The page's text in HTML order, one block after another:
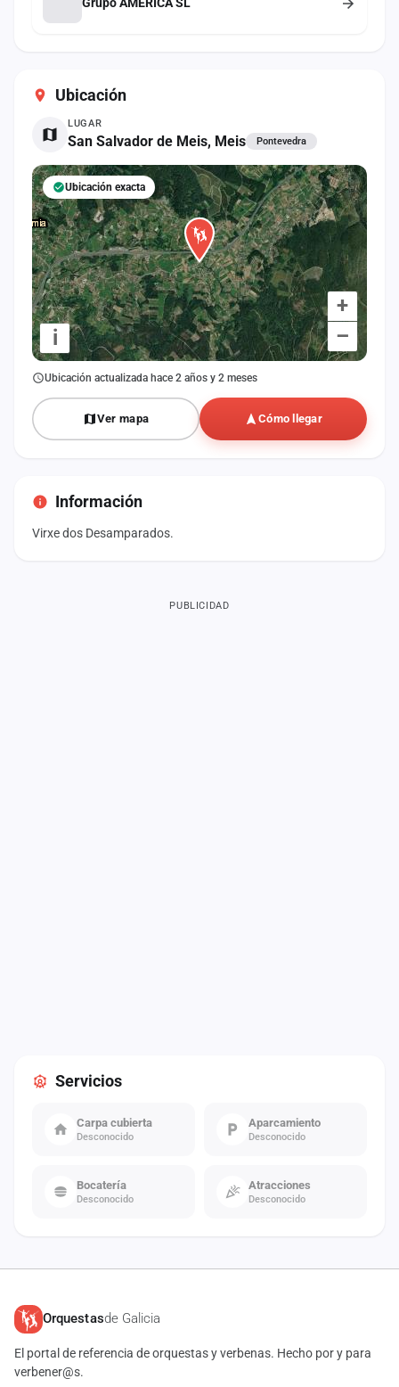
Ubicación
LUGAR
San Salvador de Meis, Meis Pontevedra
+
–
i
Ubicación exacta
Ubicación actualizada hace 2 años y 2 meses
Ver mapa Cómo llegar
Información
Virxe dos Desamparados.
Servicios
Carpa cubierta
Desconocido
Aparcamiento
Desconocido
Bocatería
Desconocido
Atracciones
Desconocido
PUBLICIDAD
Orquestasde Galicia
El portal de referencia de orquestas y verbenas. Hecho por y para
verbener@s.